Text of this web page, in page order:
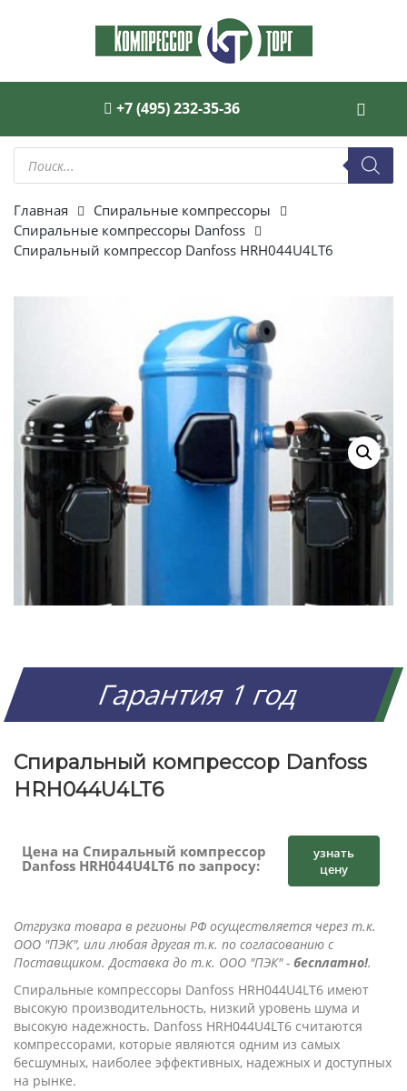
+7 (495) 232-35-36
Поиск
товаров
Главная
Спиральные компрессоры
Спиральные компрессоры Danfoss
Спиральный компрессор Danfoss HRH044U4LT6
Гарантия 1 год
Спиральный компрессор Danfoss
HRH044U4LT6
Цена на Спиральный компрессор
Danfoss HRH044U4LT6 по запросу:
узнать
цену
Отгрузка товара в регионы РФ осуществляется через т.к.
ООО "ПЭК", или любая другая т.к. по согласованию с
Поставщиком. Доставка до т.к. ООО "ПЭК" - бесплатно!.
Cпиральные компрессоры Danfoss HRH044U4LT6 имеют
высокую производительность, низкий уровень шума и
высокую надежность. Danfoss HRH044U4LT6 считаются
компрессорами, которые являются одним из самых
бесшумных, наиболее эффективных, надежных и доступных
на рынке.